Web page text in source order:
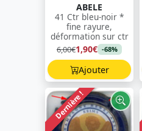
ABELE
41 Ctr bleu-noir *
fine rayure,
déformation sur ctr
6,00€1,90€ -68%
Ajouter
Dernière !